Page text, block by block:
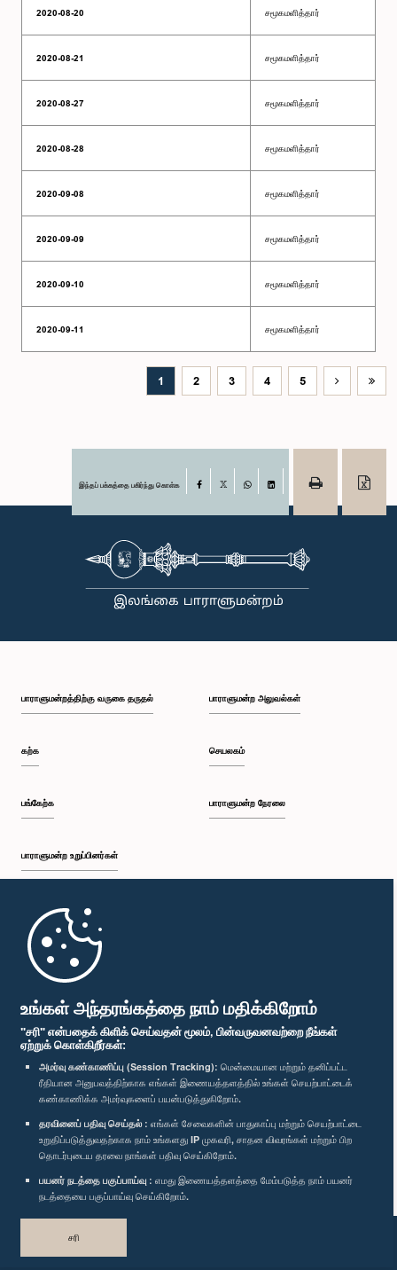
உங்கள் அந்தரங்கத்தை நாம் மதிக்கிறோம்
"சரி" என்பதைக் கிளிக் செய்வதன் மூலம், பின்வருவனவற்றை நீங்கள்
ஏற்றுக் கொள்கிறீர்கள்:
அமர்வு கண்காணிப்பு (Session Tracking): மென்மையான மற்றும் தனிப்பட்ட
ரீதியான அனுபவத்திற்காக எங்கள் இணையத்தளத்தில் உங்கள் செயற்பாட்டைக்
கண்காணிக்க அமர்வுகளைப் பயன்படுத்துகிறோம்.
தரவினைப் பதிவு செய்தல் : எங்கள் சேவைகளின் பாதுகாப்பு மற்றும் செயற்பாட்டை
உறுதிப்படுத்துவதற்காக நாம் உங்களது IP முகவரி, சாதன விவரங்கள் மற்றும் பிற
தொடர்புடைய தரவை நாங்கள் பதிவு செய்கிறோம்.
பயனர் நடத்தை பகுப்பாய்வு : எமது இணையத்தளத்தை மேம்படுத்த நாம் பயனர்
நடத்தையை பகுப்பாய்வு செய்கிறோம்.
சரி
2020-08-20 சமூகமளித்தார்
2020-08-21 சமூகமளித்தார்
2020-08-27 சமூகமளித்தார்
2020-08-28 சமூகமளித்தார்
2020-09-08 சமூகமளித்தார்
2020-09-09 சமூகமளித்தார்
2020-09-10 சமூகமளித்தார்
2020-09-11 சமூகமளித்தார்
1 2 3 4 5
இந்தப் பக்கத்தை பகிர்ந்து கொள்க Facebook
பாராளுமன்றத்திற்கு வருகை தருதல்
கற்க
பங்கேற்க
பாராளுமன்ற உறுப்பினர்கள்
முதற்பக்கம்
பாராளுமன்ற அலுவல்கள்
செயலகம்
பாராளுமன்ற நேரலை
பாராளுமன்ற கையடக்க செயலி
எம்மை பின்தொடர்க :
விருதுகள்
தனியுரிமைக் கொள்கை